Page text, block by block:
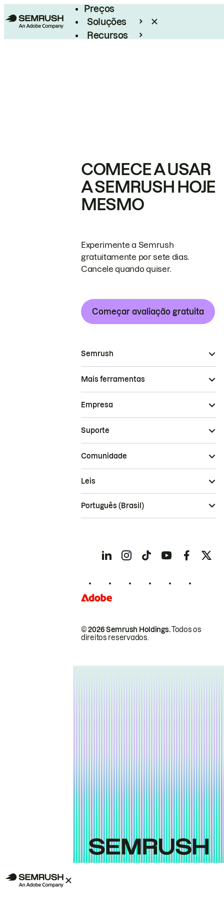
Preços
Soluções
Recursos
COMECE A USAR
A SEMRUSH HOJE
MESMO
Experimente a Semrush
gratuitamente por sete dias.
Cancele quando quiser.
Começar avaliação gratuita
Semrush
Mais ferramentas
Empresa
Suporte
Comunidade
© 2026 Semrush Holdings.Todos os
direitos reservados.
Leis
Português (Brasil)